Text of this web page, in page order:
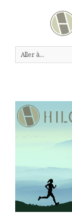
Aller à...